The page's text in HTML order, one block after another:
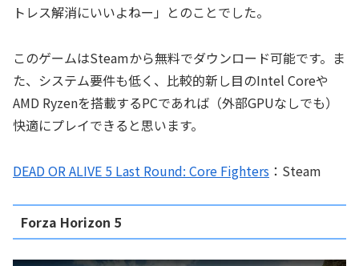
トレス解消にいいよねー」とのことでした。
このゲームはSteamから無料でダウンロード可能です。ま
た、システム要件も低く、比較的新し目のIntel Coreや
AMD Ryzenを搭載するPCであれば（外部GPUなしでも）
快適にプレイできると思います。
DEAD OR ALIVE 5 Last Round: Core Fighters ：Steam
Forza Horizon 5